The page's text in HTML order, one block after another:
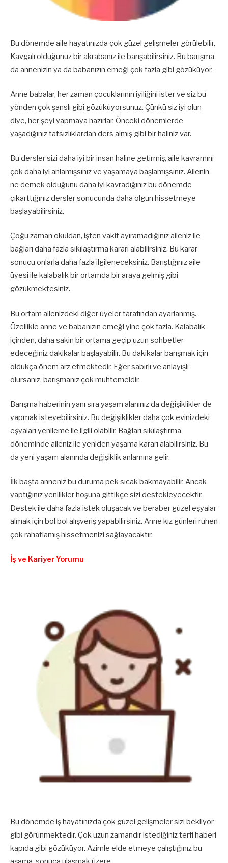
Bu dönemde aile hayatınızda çok güzel gelişmeler görülebilir.
Kavgalı olduğunuz bir akrabanız ile barışabilirsiniz. Bu barışma
da annenizin ya da babanızın emeği çok fazla gibi gözüküyor.
Anne babalar, her zaman çocuklarının iyiliğini ister ve siz bu
yönden çok şanslı gibi gözüküyorsunuz. Çünkü siz iyi olun
diye, her şeyi yapmaya hazırlar. Önceki dönemlerde
yaşadığınız tatsızlıklardan ders almış gibi bir haliniz var.
Bu dersler sizi daha iyi bir insan haline getirmiş, aile kavramını
çok daha iyi anlamışsınız ve yaşamaya başlamışsınız. Ailenin
ne demek olduğunu daha iyi kavradığınız bu dönemde
çıkarttığınız dersler sonucunda daha olgun hissetmeye
başlayabilirsiniz.
Çoğu zaman okuldan, işten vakit ayıramadığınız aileniz ile
bağları daha fazla sıkılaştırma kararı alabilirsiniz. Bu karar
sonucu onlarla daha fazla ilgileneceksiniz. Barıştığınız aile
üyesi ile kalabalık bir ortamda bir araya gelmiş gibi
gözükmektesiniz.
Bu ortam ailenizdeki diğer üyeler tarafından ayarlanmış.
Özellikle anne ve babanızın emeği yine çok fazla. Kalabalık
içinden, daha sakin bir ortama geçip uzun sohbetler
edeceğiniz dakikalar başlayabilir. Bu dakikalar barışmak için
oldukça önem arz etmektedir. Eğer sabırlı ve anlayışlı
olursanız, barışmanız çok muhtemeldir.
Barışma haberinin yanı sıra yaşam alanınız da değişiklikler de
yapmak isteyebilirsiniz. Bu değişiklikler daha çok evinizdeki
eşyaları yenileme ile ilgili olabilir. Bağları sıkılaştırma
döneminde aileniz ile yeniden yaşama kararı alabilirsiniz. Bu
da yeni yaşam alanında değişiklik anlamına gelir.
İlk başta anneniz bu duruma pek sıcak bakmayabilir. Ancak
yaptığınız yenilikler hoşuna gittikçe sizi destekleyecektir.
Destek ile daha fazla istek oluşacak ve beraber güzel eşyalar
almak için bol bol alışveriş yapabilirsiniz. Anne kız günleri ruhen
çok rahatlamış hissetmenizi sağlayacaktır.
İş ve Kariyer Yorumu
Bu dönemde iş hayatınızda çok güzel gelişmeler sizi bekliyor
gibi görünmektedir. Çok uzun zamandır istediğiniz terfi haberi
kapıda gibi gözüküyor. Azimle elde etmeye çalıştığınız bu